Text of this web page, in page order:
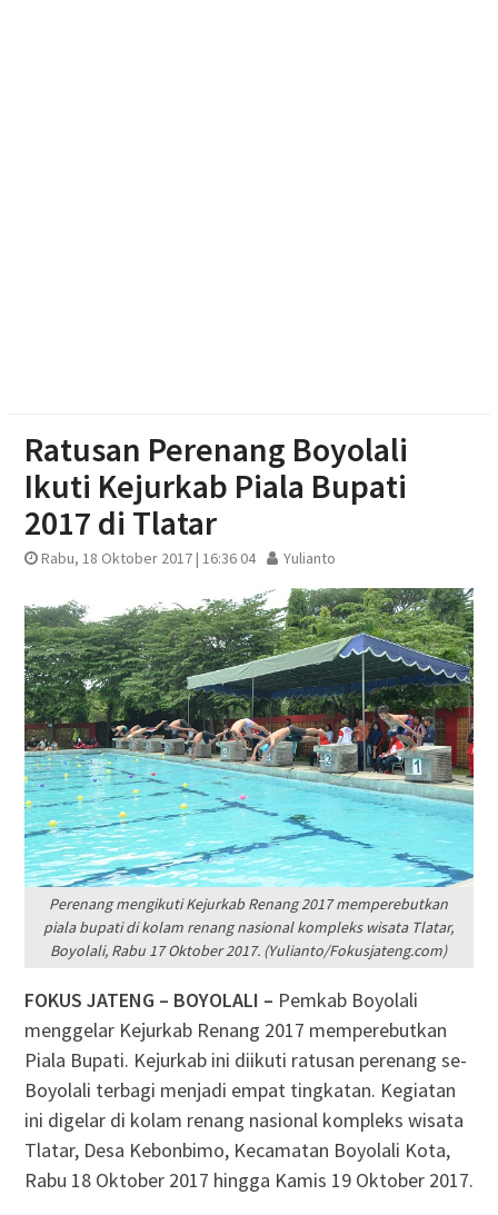
Ratusan Perenang Boyolali
Ikuti Kejurkab Piala Bupati
2017 di Tlatar
Rabu, 18 Oktober 2017 | 16:36 04 Yulianto
Perenang mengikuti Kejurkab Renang 2017 memperebutkan
piala bupati di kolam renang nasional kompleks wisata Tlatar,
Boyolali, Rabu 17 Oktober 2017. (Yulianto/Fokusjateng.com)
FOKUS JATENG – BOYOLALI – Pemkab Boyolali
menggelar Kejurkab Renang 2017 memperebutkan
Piala Bupati. Kejurkab ini diikuti ratusan perenang se-
Boyolali terbagi menjadi empat tingkatan. Kegiatan
ini digelar di kolam renang nasional kompleks wisata
Tlatar, Desa Kebonbimo, Kecamatan Boyolali Kota,
Rabu 18 Oktober 2017 hingga Kamis 19 Oktober 2017.